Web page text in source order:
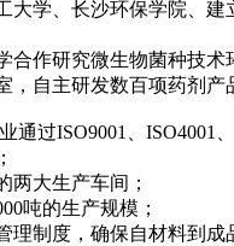
大学、长沙环保学院、建
合作研究微生物菌种技术
，自主研发数百项药剂产
通过ISO9001、ISO4001
两大生产车间；
吨的生产规模；
理制度，确保自材料到成